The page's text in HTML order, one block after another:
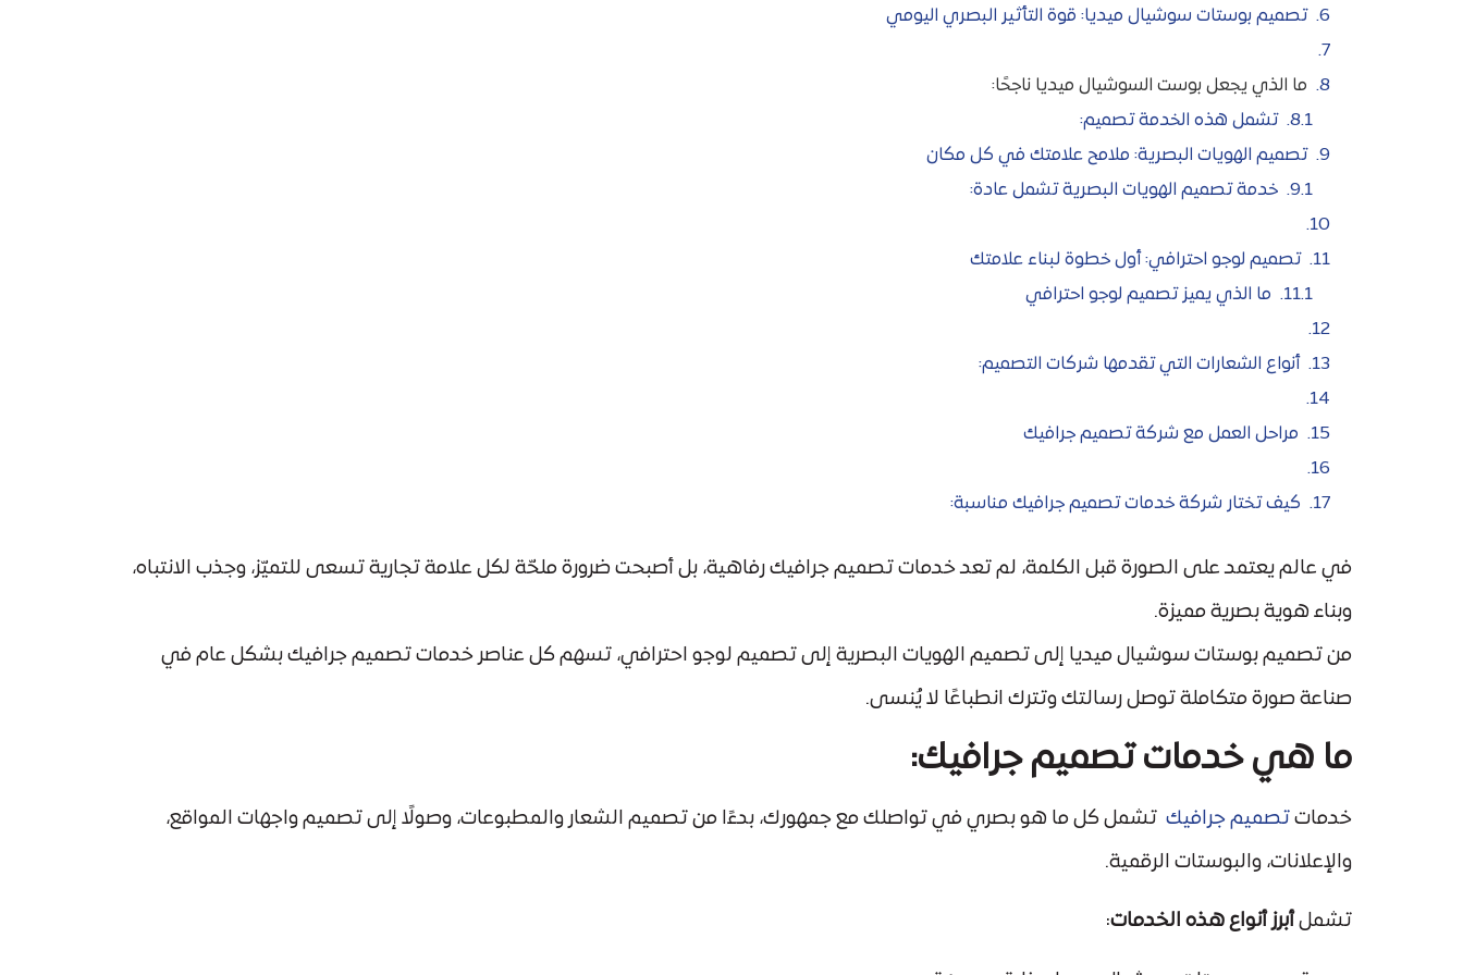
تصميم بوستات سوشيال ميديا: قوة التأثير البصري اليومي
ما الذي يجعل بوست السوشيال ميديا ناجحًا:
تشمل هذه الخدمة تصميم:
تصميم الهويات البصرية: ملامح علامتك في كل مكان
خدمة تصميم الهويات البصرية تشمل عادة:
تصميم لوجو احترافي: أول خطوة لبناء علامتك
ما الذي يميز تصميم لوجو احترافي
أنواع الشعارات التي تقدمها شركات التصميم:
مراحل العمل مع شركة تصميم جرافيك
كيف تختار شركة خدمات تصميم جرافيك مناسبة:
في عالم يعتمد على الصورة قبل الكلمة، لم تعد خدمات تصميم جرافيك رفاهية، بل أصبحت ضرورة ملحّة لكل علامة تجارية تسعى للتميّز، وجذب الانتباه،
وبناء هوية بصرية مميزة.
من تصميم بوستات سوشيال ميديا إلى تصميم الهويات البصرية إلى تصميم لوجو احترافي، تسهم كل عناصر خدمات تصميم جرافيك بشكل عام في
صناعة صورة متكاملة توصل رسالتك وتترك انطباعًا لا يُنسى.
ما هي خدمات تصميم جرافيك:
خدماتتصميم جرافيك تشمل كل ما هو بصري في تواصلك مع جمهورك، بدءًا من تصميم الشعار والمطبوعات، وصولًا إلى تصميم واجهات المواقع،
والإعلانات، والبوستات الرقمية.
تشملأبرز أنواع هذه الخدمات: